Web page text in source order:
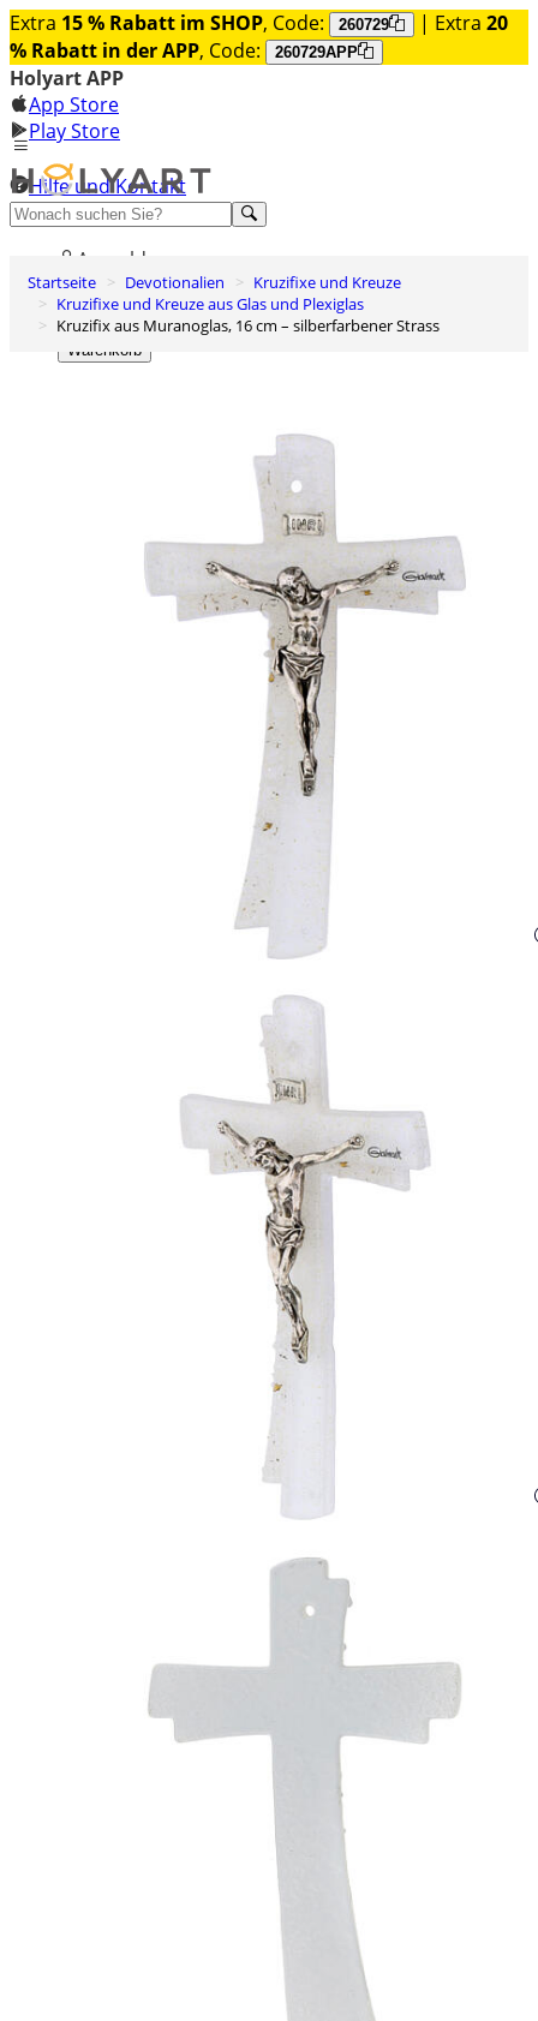
Extra 15 % Rabatt im SHOP, Code: 260729 | Extra 20
% Rabatt in der APP, Code: 260729APP
Holyart APP
App Store
Play Store
Hilfe und Kontakt
Entdecken Sie Premium
Anmelden
Wunschliste
0
Warenkorb
Startseite Devotionalien
Kruzifixe und Kreuze
Kruzifixe und Kreuze aus Glas und Plexiglas
Kruzifix aus Muranoglas, 16 cm – silberfarbener Strass